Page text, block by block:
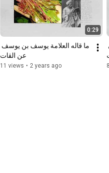
0:29
عن القات
11 views • 2 years ago